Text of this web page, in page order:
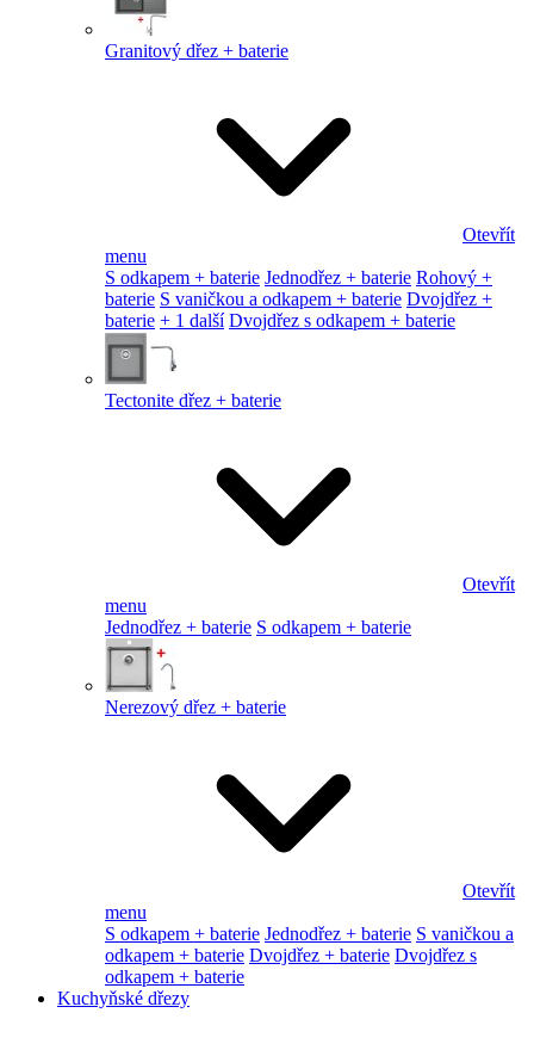
Granitový dřez + baterie
Otevřít
menu
S odkapem + baterie Jednodřez + baterie Rohový +
baterie S vaničkou a odkapem + baterie Dvojdřez +
baterie + 1 další Dvojdřez s odkapem + baterie
Tectonite dřez + baterie
Otevřít
menu
Jednodřez + baterie S odkapem + baterie
Nerezový dřez + baterie
Otevřít
menu
S odkapem + baterie Jednodřez + baterie S vaničkou a
odkapem + baterie Dvojdřez + baterie Dvojdřez s
odkapem + baterie
Kuchyňské dřezy